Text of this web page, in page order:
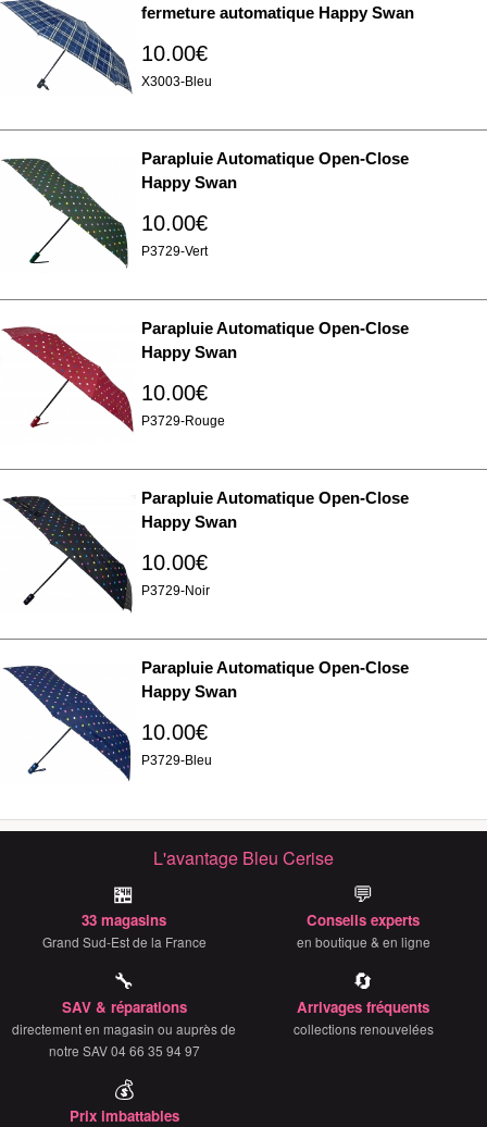
fermeture automatique Happy Swan
10.00€
X3003-Bleu
Parapluie Automatique Open-Close
Happy Swan
10.00€
P3729-Vert
Parapluie Automatique Open-Close
Happy Swan
10.00€
P3729-Rouge
Parapluie Automatique Open-Close
Happy Swan
10.00€
P3729-Noir
Parapluie Automatique Open-Close
Happy Swan
10.00€
P3729-Bleu
L'avantage Bleu Cerise
🏪
33 magasins
Grand Sud-Est de la France
💬
Conseils experts
en boutique & en ligne
🔧
SAV & réparations
directement en magasin ou auprès de
notre SAV 04 66 35 94 97
🔄
Arrivages fréquents
collections renouvelées
💰
Prix imbattables